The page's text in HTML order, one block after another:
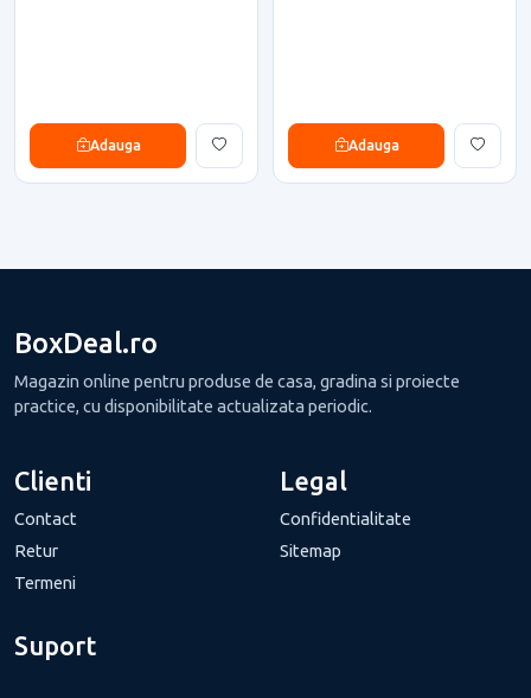
Adauga Adauga
BoxDeal.ro
Magazin online pentru produse de casa, gradina si proiecte
practice, cu disponibilitate actualizata periodic.
Clienti
Contact
Retur
Termeni
Legal
Confidentialitate
Sitemap
Suport